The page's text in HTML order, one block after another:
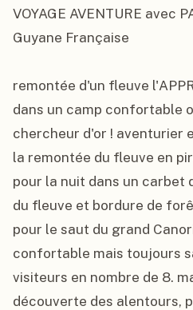
VOYAGE AVENTURE avec
Guyane Française
remontée d'un fleuve
dans un camp confortable
chercheur d'or ! aventurier
la remontée du fleuve en
pour la nuit dans un carbet
du fleuve et bordure de
pour le saut du grand
confortable mais toujours
visiteurs en nombre de 8.
découverte des alentours,